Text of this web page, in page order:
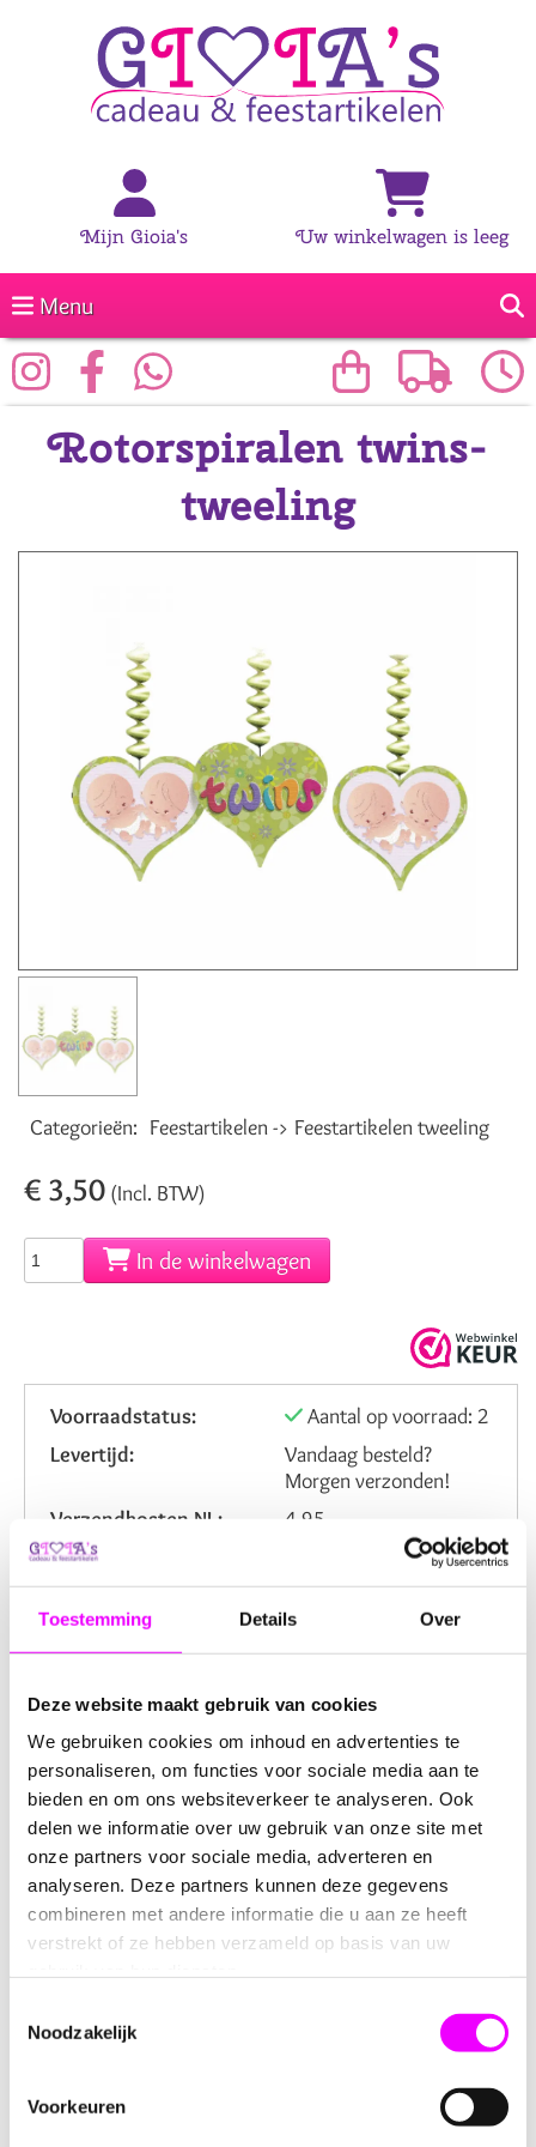
Toestemming Details Over
Deze website maakt gebruik van cookies
We gebruiken cookies om inhoud en advertenties te
personaliseren, om functies voor sociale media aan te
bieden en om ons websiteverkeer te analyseren. Ook
delen we informatie over uw gebruik van onze site met
onze partners voor sociale media, adverteren en
analyseren. Deze partners kunnen deze gegevens
combineren met andere informatie die u aan ze heeft
verstrekt of ze hebben verzameld op basis van uw
Noodzakelijk
Voorkeuren
Mijn Gioia's Uw winkelwagen is leeg
Menu
Rotorspiralen twins-
tweeling
Categorieën: Feestartikelen -> Feestartikelen tweeling
€ 3,50 (Incl. BTW)
In de winkelwagen
Voorraadstatus:
Aantal op voorraad: 2
Levertijd:
Vandaag besteld?
Morgen verzonden!
Verzendkosten NL:
4,95
Artikelnummer:
Beoordeling:
Rotorspiralen voor Tweeling (4
Stuks)
Vierleuke rotorspiralen speciaal ontworpen voor de
geboorte van een tweeling. Deze decoratieve spiralen
brengen een feestelijke sfeer bij uw speciale gelegenheid.
Set van vier rotorspiralen
Afmetingen: Elk 30 cm lang (uitgetrokken)
kartonnen hartjes
eraan hangen. Elke hartje heeft aan
één zijde een afbeelding van een tweeling en aan de